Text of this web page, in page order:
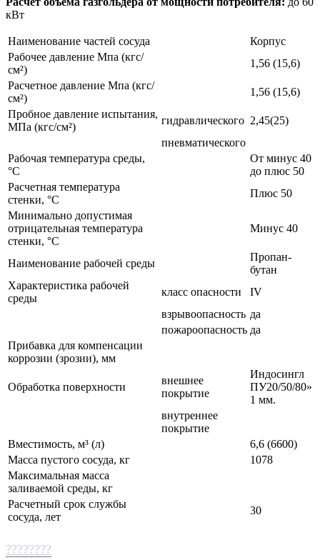
кВт
Наименование частей сосуда
Корпус
Рабочее давление Мпа (кгс/
см²)
1,56 (15,6)
Расчетное давление Мпа (кгс/
см²)
1,56 (15,6)
Пробное давление испытания,
МПа (кгс/см²)
гидравлического 2,45(25)
пневматического
Рабочая температура среды,
°С
От минус 40
до плюс 50
Расчетная температура
стенки, °С
Плюс 50
Минимально допустимая
отрицательная температура
стенки, °С
Минус 40
Наименование рабочей среды
Пропан-
бутан
Характеристика рабочей
среды
класс опасности
IV
взрывоопасность да
пожароопасность да
Прибавка для компенсации
коррозии (зрозии), мм
Обработка поверхности
внешнее
покрытие
Индосингл
ПУ20/50/80»
1 мм.
внутреннее
покрытие
Вместимость, м³ (л)
6,6 (6600)
Масса пустого сосуда, кг
1078
Максимальная масса
заливаемой среды, кг
Расчетный срок службы
сосуда, лет
30⁠
????????